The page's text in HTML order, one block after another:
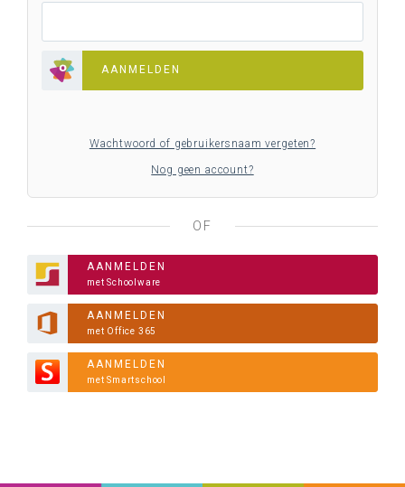
AANMELDEN
Wachtwoord of gebruikersnaam vergeten?
Nog geen account?
OF
AANMELDEN
met Schoolware
AANMELDEN
met Office 365
AANMELDEN
met Smartschool